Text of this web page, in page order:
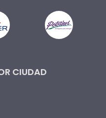
CIUDAD